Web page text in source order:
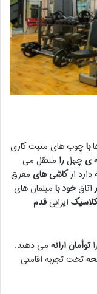
باچوب های منبت کاری
یچهلرا منتقل می
دارد ازکاشی های معرق
اتاقخودبا مبلمان های
ایرانیقدم
راتوأمانارائه می دهند.
تختتجربه اقامتی